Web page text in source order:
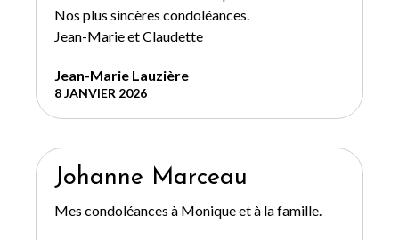
Nos plus sincères condoléances.
Jean-Marie et Claudette
Jean-Marie Lauzière
8 JANVIER 2026
Johanne Marceau
Mes condoléances à Monique et à la famille.